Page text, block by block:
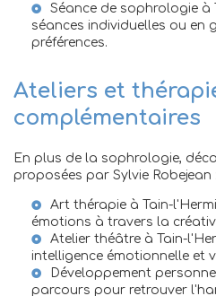
Séance de sophrologie à
séances individuelles ou en
préférences.
Ateliers et
complémentaires
En plus de la sophrologie,
proposées par Sylvie Robejean :
Art thérapie à Tain-
émotions à travers la
Atelier théâtre à Tain-
intelligence émotionnelle et
Développement
parcours pour retrouver